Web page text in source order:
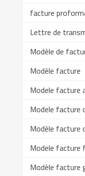
facture
Lettre de
Modèle de
Modèle facture
Modele facture
Modele facture
Modèle facture
Modele facture
Modèle facture